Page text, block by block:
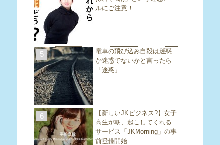
ルにご注意！
5
電車の飛び込み自殺は迷惑
か迷惑でないかと言ったら
「迷惑」
6
【新しいJKビジネス?】女子
高生が朝、起こしてくれる
サービス「JKMorning」の事
前登録開始